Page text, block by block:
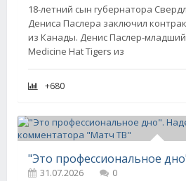
18-летний сын губернатора
Дениса Паслера заключил
из Канады. Денис Паслер-
Medicine Hat Tigers из
+680
31.07.2026
0